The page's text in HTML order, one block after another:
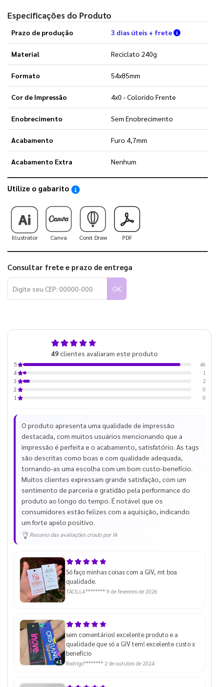
Especificações do Produto
Prazo de produção 3 dias úteis + frete Verifique
Material Reciclato 240g
Formato 54x85mm
Cor de Impressão 4x0 - Colorido Frente
Enobrecimento Sem Enobrecimento
Acabamento Furo 4,7mm
Acabamento Extra Nenhum
Utilize o gabarito Saiba como utilizar os nossos gabaritos
Illustrator Canva Corel Draw PDF
Consultar frete e prazo de entrega
OK
49clientes avaliaram este produto
5
46
4
1
3
2
2
0
1
0
O produto apresenta uma qualidade de impressão
destacada, com muitos usuários mencionando que a
impressão é perfeita e o acabamento, satisfatório. As tags
são descritas como boas e com qualidade adequada,
tornando-as uma escolha com um bom custo-benefício.
Muitos clientes expressam grande satisfação, com um
sentimento de parceria e gratidão pela performance do
produto ao longo do tempo. É notável que os
consumidores estão felizes com a aquisição, indicando
um forte apelo positivo.
Resumo das avaliações criado por IA
Só faço minhas coisas com a GIV, mt boa
qualidade.
TÁCILLA******** 9 de fevereiro de 2026
+1
sem comentários! excelente produto e a
qualidade que só a GIV tem! excelente custo x
benefício
Rodrigo******** 2 de outubro de 2024